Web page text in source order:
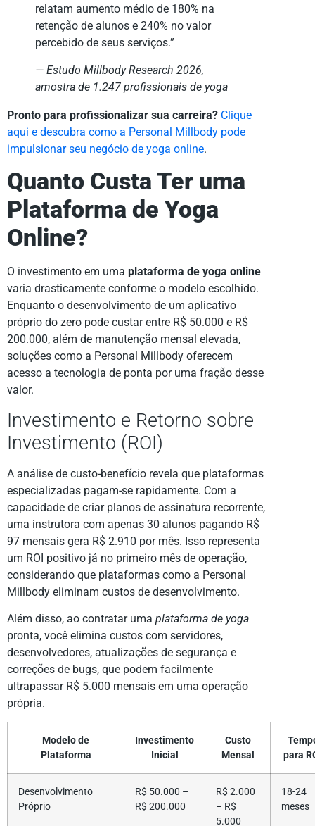
relatam aumento médio de 180% na
retenção de alunos e 240% no valor
percebido de seus serviços.”
— Estudo Millbody Research 2026,
amostra de 1.247 profissionais de yoga
Pronto para profissionalizar sua carreira? Clique
aqui e descubra como a Personal Millbody pode
impulsionar seu negócio de yoga online.
Quanto Custa Ter uma
Plataforma de Yoga
Online?
O investimento em uma plataforma de yoga online
varia drasticamente conforme o modelo escolhido.
Enquanto o desenvolvimento de um aplicativo
próprio do zero pode custar entre R$ 50.000 e R$
200.000, além de manutenção mensal elevada,
soluções como a Personal Millbody oferecem
acesso a tecnologia de ponta por uma fração desse
valor.
Investimento e Retorno sobre
Investimento (ROI)
A análise de custo-benefício revela que plataformas
especializadas pagam-se rapidamente. Com a
capacidade de criar planos de assinatura recorrente,
uma instrutora com apenas 30 alunos pagando R$
97 mensais gera R$ 2.910 por mês. Isso representa
um ROI positivo já no primeiro mês de operação,
considerando que plataformas como a Personal
Millbody eliminam custos de desenvolvimento.
Além disso, ao contratar uma plataforma de yoga
pronta, você elimina custos com servidores,
desenvolvedores, atualizações de segurança e
correções de bugs, que podem facilmente
ultrapassar R$ 5.000 mensais em uma operação
própria.
Modelo de
Plataforma
Investimento
Inicial
Custo
Mensal
para
Desenvolvimento
Próprio
R$ 50.000 –
R$ 200.000
R$ 2.000
– R$
5.000
18-24
meses